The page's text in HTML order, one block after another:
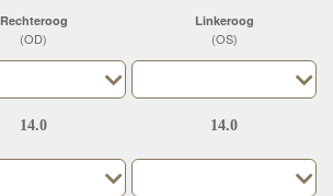
Rechteroog
(OD)
Linkeroog
(OS)